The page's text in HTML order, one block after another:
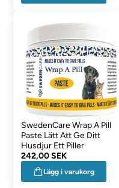
SwedenCare Wrap A Pill
Paste Lätt Att Ge Ditt
Husdjur Ett Piller
242,00 SEK
Lägg i varukorg